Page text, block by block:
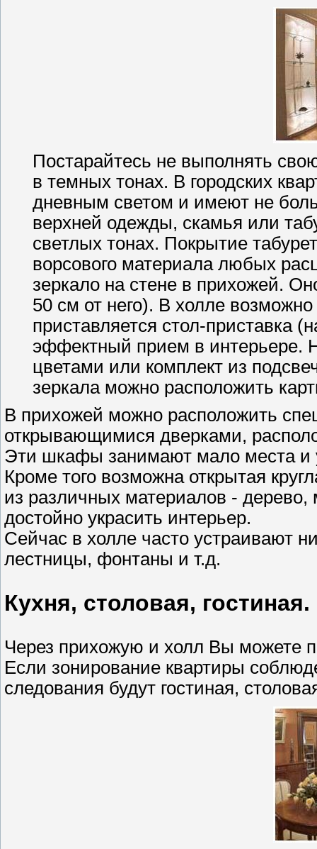
Постарайтесь не выполнять
в темных тонах. В городских
дневным светом и имеют не
верхней одежды, скамья или
светлых тонах. Покрытие
ворсового материала любых
зеркало на стене в прихожей.
50 см от него). В холле
приставляется стол-приставка
эффектный прием в интерьере.
цветами или комплект из
зеркала можно расположить
В прихожей можно расположить
открывающимися дверками,
Эти шкафы занимают мало места и
Кроме того возможна открытая
из различных материалов -
достойно украсить интерьер.
Сейчас в холле часто устраивают
лестницы, фонтаны и т.д.
Кухня, столовая, гостиная.
Через прихожую и холл Вы можете
Если зонирование квартиры
следования будут гостиная,